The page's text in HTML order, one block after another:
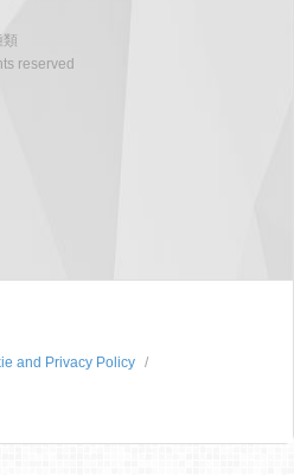
類
reserved
and Privacy Policy